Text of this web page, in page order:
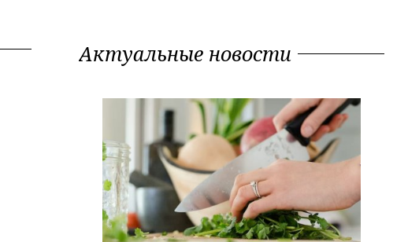
Регистрация
Актуальные новости